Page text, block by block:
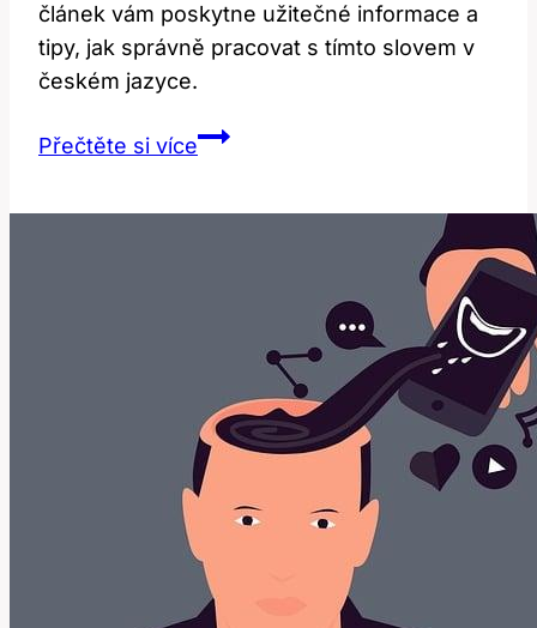
článek vám poskytne užitečné informace a
tipy, jak správně pracovat s tímto slovem v
českém jazyce.
Přečtěte si vícePoor:
Češtině?